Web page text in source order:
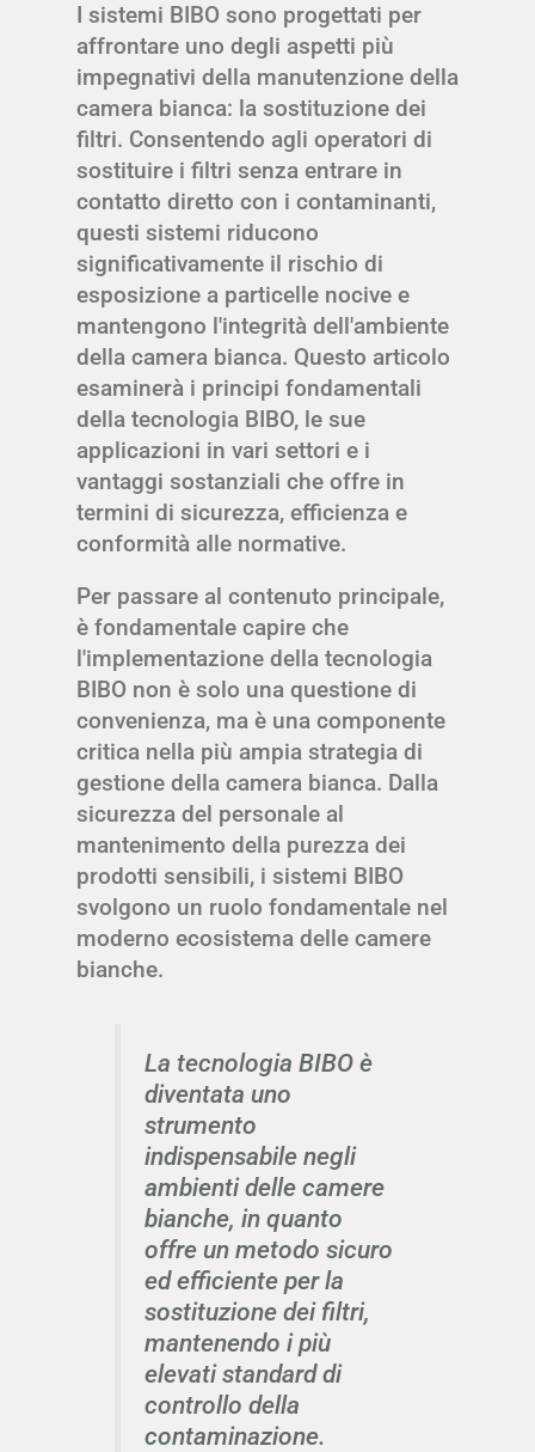
I sistemi BIBO sono progettati per
affrontare uno degli aspetti più
impegnativi della manutenzione della
camera bianca: la sostituzione dei
filtri. Consentendo agli operatori di
sostituire i filtri senza entrare in
contatto diretto con i contaminanti,
questi sistemi riducono
significativamente il rischio di
esposizione a particelle nocive e
mantengono l'integrità dell'ambiente
della camera bianca. Questo articolo
esaminerà i principi fondamentali
della tecnologia BIBO, le sue
applicazioni in vari settori e i
vantaggi sostanziali che offre in
termini di sicurezza, efficienza e
conformità alle normative.
Per passare al contenuto principale,
è fondamentale capire che
l'implementazione della tecnologia
BIBO non è solo una questione di
convenienza, ma è una componente
critica nella più ampia strategia di
gestione della camera bianca. Dalla
sicurezza del personale al
mantenimento della purezza dei
prodotti sensibili, i sistemi BIBO
svolgono un ruolo fondamentale nel
moderno ecosistema delle camere
bianche.
La tecnologia BIBO è
diventata uno
strumento
indispensabile negli
ambienti delle camere
bianche, in quanto
offre un metodo sicuro
ed efficiente per la
sostituzione dei filtri,
mantenendo i più
elevati standard di
controllo della
contaminazione.